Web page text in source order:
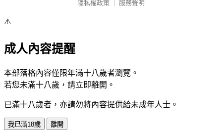
隱私權政策
服務聲明
⚠️
成人內容提醒
本部落格內容僅限年滿十八歲者瀏覽。
若您未滿十八歲，請立即離開。
已滿十八歲者，亦請勿將內容提供給未成年人士。
我已滿18歲 離開